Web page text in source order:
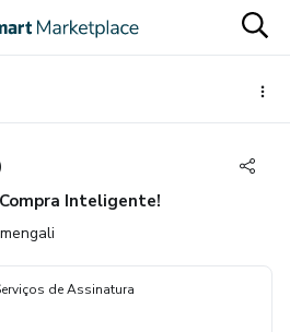
)
Inteligente!
de Assinatura